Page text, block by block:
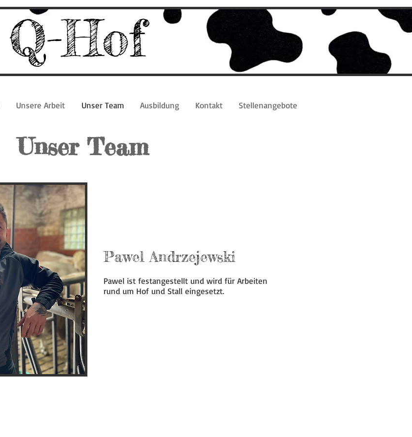
Q-Hof
Unsere Arbeit Unser Team Ausbildung Kontakt Stellenangebote
Unser Team
Pawel Andrzejewski
Pawel ist festangestellt und wird für Arbeiten
rund um Hof und Stall eingesetzt.